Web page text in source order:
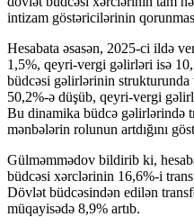
intizam göstəricilərinin
Hesabata əsasən, 2025-ci ildə
1,5%, qeyri-vergi gəlirləri isə
büdcəsi gəlirlərinin strukturunda
50,2%-ə düşüb, qeyri-vergi
Bu dinamika büdcə gəlirlərində
mənbələrin rolunun artdığını
Gülməmmədov bildirib ki,
büdcəsi xərclərinin 16,6%-i
Dövlət büdcəsindən edilən
müqayisədə 8,9% artıb.